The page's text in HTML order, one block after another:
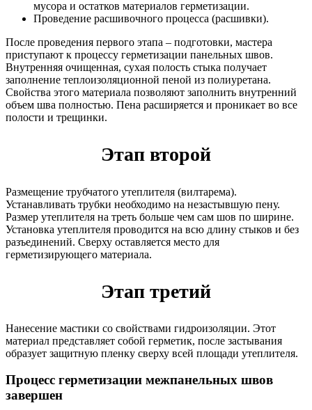
мусора и остатков материалов герметизации.
Проведение расшивочного процесса (расшивки).
После проведения первого этапа – подготовки, мастера
приступают к процессу герметизации панельных швов.
Внутренняя очищенная, сухая полость стыка получает
заполнение теплоизоляционной пеной из полиуретана.
Свойства этого материала позволяют заполнить внутренний
объем шва полностью. Пена расширяется и проникает во все
полости и трещинки.
Этап второй
Размещение трубчатого утеплителя (вилтарема).
Устанавливать трубки необходимо на незастывшую пену.
Размер утеплителя на треть больше чем сам шов по ширине.
Установка утеплителя проводится на всю длину стыков и без
разъединений. Сверху оставляется место для
герметизирующего материала.
Этап третий
Нанесение мастики со свойствами гидроизоляции. Этот
материал представляет собой герметик, после застывания
образует защитную пленку сверху всей площади утеплителя.
Процесс герметизации межпанельных швов
завершен